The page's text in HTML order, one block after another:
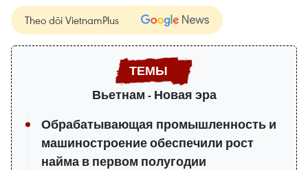
Theo dõi VietnamPlus
Вьетнам - Новая эра
Обрабатывающая промышленность и
машиностроение обеспечили рост
найма в первом полугодии